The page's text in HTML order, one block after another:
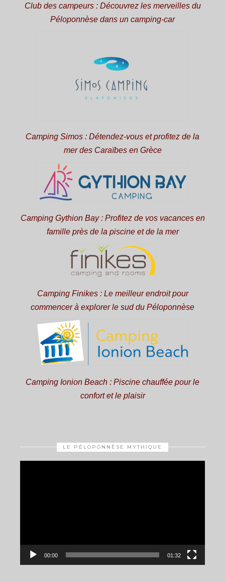
Club des campeurs : Découvrez les merveilles du
Péloponnèse dans un camping-car
Camping Simos : Détendez-vous et profitez de la
mer des Caraïbes en Grèce
Camping Gythion Bay : Profitez de vos vacances en
famille près de la piscine et de la mer
Camping Finikes : Le meilleur endroit pour
commencer à explorer le sud du Péloponnèse
Camping Ionion Beach : Piscine chauffée pour le
confort et le plaisir
LE PÉLOPONNÈSE MYTHIQUE
00:00 01:32